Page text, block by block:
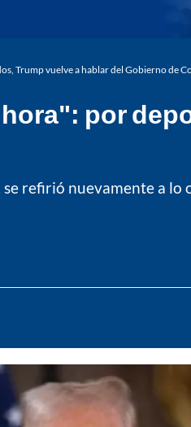
Trump vuelve a hablar del Gobierno de
por
refirió nuevamente a